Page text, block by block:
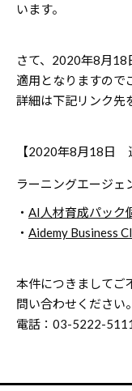
います。
さて、2020年8月18
適用となりますので
詳細は下記リンク先
【2020年8月18日
ラーニングエージェ
・ AI人材育成パック
・ Aidemy Business
本件につきましてご
問い合わせください。
電話：03-5222-